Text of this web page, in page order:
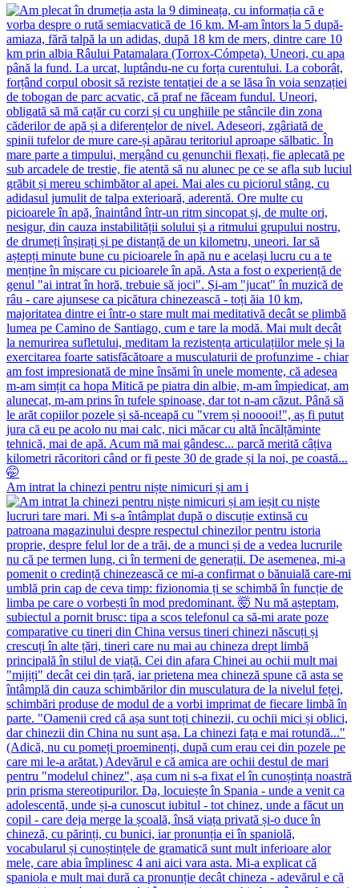
Am intrat la chinezi pentru niște nimicuri și am i